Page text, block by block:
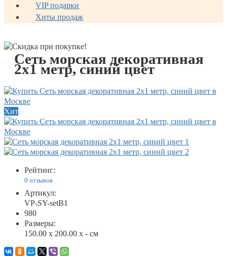
VIP подарки
Хиты продаж
Сеть морская декоративная
2х1 метр, синий цвет
Хит
Рейтинг:
0 отзывов
Артикул:
VP-SY-setB1
980
Размеры:
150.00 x 200.00 x - см